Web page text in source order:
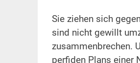
Sie ziehen sich
sind nicht gewillt
zusammenbrechen.
perfiden Plans einer